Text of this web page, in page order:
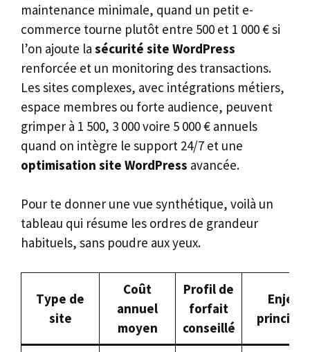
maintenance minimale, quand un petit e-
commerce tourne plutôt entre 500 et 1 000 € si
l’on ajoute la sécurité site WordPress
renforcée et un monitoring des transactions.
Les sites complexes, avec intégrations métiers,
espace membres ou forte audience, peuvent
grimper à 1 500, 3 000 voire 5 000 € annuels
quand on intègre le support 24/7 et une
optimisation site WordPress avancée.
Pour te donner une vue synthétique, voilà un
tableau qui résume les ordres de grandeur
habituels, sans poudre aux yeux.
Type de
site
Coût
annuel
moyen
Profil de
forfait
conseillé
Enjeux